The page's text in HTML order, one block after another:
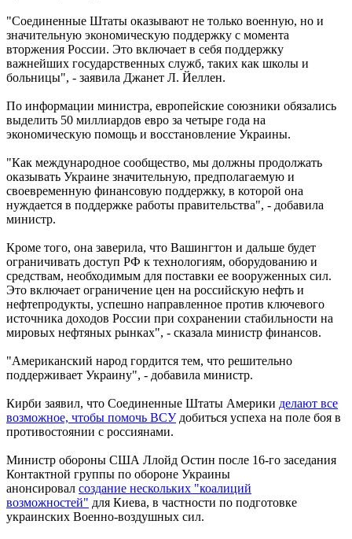
"Соединенные Штаты оказывают не только военную, но и
значительную экономическую поддержку с момента
вторжения России. Это включает в себя поддержку
важнейших государственных служб, таких как школы и
больницы", - заявила Джанет Л. Йеллен.
По информации министра, европейские союзники обязались
выделить 50 миллиардов евро за четыре года на
экономическую помощь и восстановление Украины.
"Как международное сообщество, мы должны продолжать
оказывать Украине значительную, предполагаемую и
своевременную финансовую поддержку, в которой она
нуждается в поддержке работы правительства", - добавила
министр.
Кроме того, она заверила, что Вашингтон и дальше будет
ограничивать доступ РФ к технологиям, оборудованию и
средствам, необходимым для поставки ее вооруженных сил.
Это включает ограничение цен на российскую нефть и
нефтепродукты, успешно направленное против ключевого
источника доходов России при сохранении стабильности на
мировых нефтяных рынках", - сказала министр финансов.
"Американский народ гордится тем, что решительно
поддерживает Украину", - добавила министр.
Кирби заявил, что Соединенные Штаты Америки делают все
возможное, чтобы помочь ВСУдобиться успеха на поле боя в
противостоянии с россиянами.
Министр обороны США Ллойд Остин после 16-го заседания
Контактной группы по обороне Украины
анонсировал создание нескольких "коалиций
возможностей" для Киева, в частности по подготовке
украинских Военно-воздушных сил.